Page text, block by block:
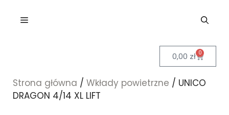
0,00 zł 0
Strona główna / Wkłady powietrzne / UNICO
DRAGON 4/14 XL LIFT